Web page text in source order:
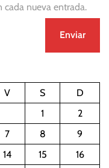
cada nueva entrada.
V S
D
1
2
7 8
9
14 15
16